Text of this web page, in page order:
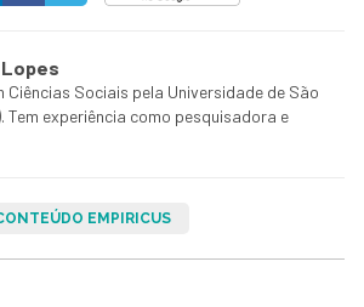
Ciências Sociais pela Universidade de São
Tem experiência como pesquisadora e
EMPIRICUS